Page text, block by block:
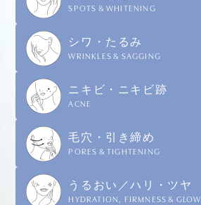
SPOTS & WHITENING
シワ・たるみ
WRINKLES & SAGGING
ニキビ・ニキビ跡
ACNE
毛穴・引き締め
PORES & TIGHTENING
うるおい／ハリ・ツヤ
HYDRATION, FIRMNESS & GLOW